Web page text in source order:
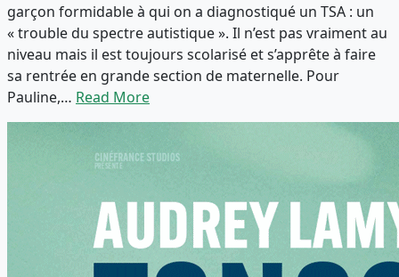
garçon formidable à qui on a diagnostiqué un TSA : un
« trouble du spectre autistique ». Il n’est pas vraiment au
niveau mais il est toujours scolarisé et s’apprête à faire
sa rentrée en grande section de maternelle. Pour
Pauline,… Read More